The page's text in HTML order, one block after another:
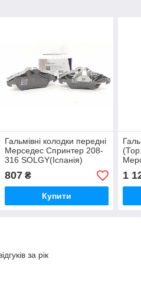
Гальмівні колодки передні
Мерседес Спринтер 208-
316 SOLGY(Іспанія)
807₴
Купити
1
за рік